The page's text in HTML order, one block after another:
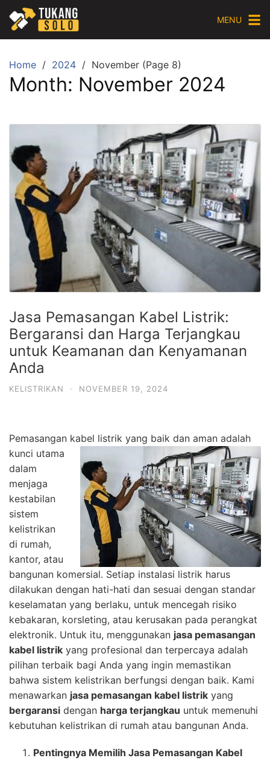
content
MENU
Home 2024 November (Page 8)
Month: November 2024
Jasa Pemasangan Kabel Listrik:
Bergaransi dan Harga Terjangkau
untuk Keamanan dan Kenyamanan
Anda
KELISTRIKAN · NOVEMBER 19, 2024
Pemasangan kabel listrik yang baik dan aman adalah
kunci utama
dalam
menjaga
kestabilan
sistem
kelistrikan
di rumah,
kantor, atau
bangunan komersial. Setiap instalasi listrik harus
dilakukan dengan hati-hati dan sesuai dengan standar
keselamatan yang berlaku, untuk mencegah risiko
kebakaran, korsleting, atau kerusakan pada perangkat
elektronik. Untuk itu, menggunakan jasa pemasangan
kabel listrik yang profesional dan terpercaya adalah
pilihan terbaik bagi Anda yang ingin memastikan
bahwa sistem kelistrikan berfungsi dengan baik. Kami
menawarkan jasa pemasangan kabel listrik yang
bergaransi dengan harga terjangkau untuk memenuhi
kebutuhan kelistrikan di rumah atau bangunan Anda.
Pentingnya Memilih Jasa Pemasangan Kabel